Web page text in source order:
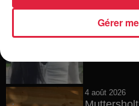
4 août 2026
Bischheim
4 août 2026
Gérer